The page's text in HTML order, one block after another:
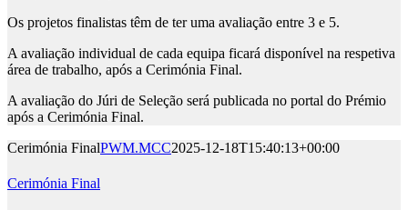
Os projetos finalistas têm de ter uma avaliação entre 3 e 5.
A avaliação individual de cada equipa ficará disponível na respetiva
área de trabalho, após a Cerimónia Final.
A avaliação do Júri de Seleção será publicada no portal do Prémio
após a Cerimónia Final.
Cerimónia FinalPWM.MCC2025-12-18T15:40:13+00:00
Cerimónia Final